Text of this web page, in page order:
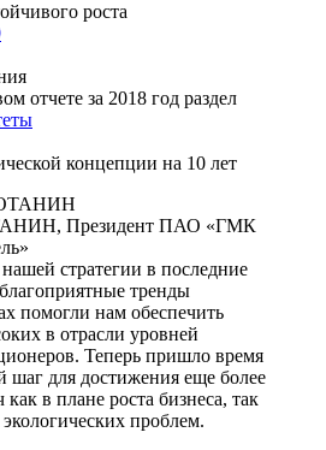
роста
отчете за 2018 год раздел
концепции на 10 лет
Президент ПАО «ГМК
стратегии в последние
тренды
помогли нам обеспечить
в отрасли уровней
Теперь пришло время
шаг для достижения еще более
в плане роста бизнеса, так
проблем.